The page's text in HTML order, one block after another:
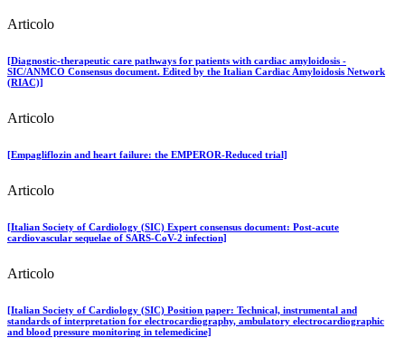
Articolo
[Diagnostic-therapeutic care pathways for patients with cardiac amyloidosis -
SIC/ANMCO Consensus document. Edited by the Italian Cardiac Amyloidosis Network
(RIAC)]
Articolo
[Empagliflozin and heart failure: the EMPEROR-Reduced trial]
Articolo
[Italian Society of Cardiology (SIC) Expert consensus document: Post-acute
cardiovascular sequelae of SARS-CoV-2 infection]
Articolo
[Italian Society of Cardiology (SIC) Position paper: Technical, instrumental and
standards of interpretation for electrocardiography, ambulatory electrocardiographic
and blood pressure monitoring in telemedicine]